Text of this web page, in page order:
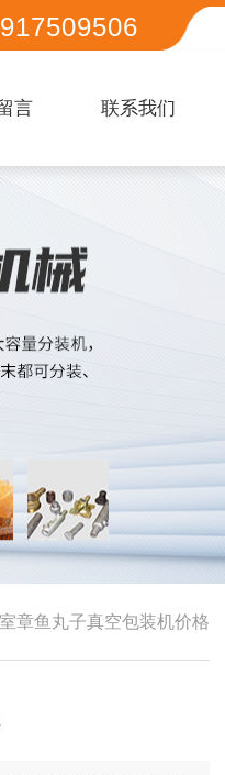
言 联系我们
章鱼丸子真空包装机价格